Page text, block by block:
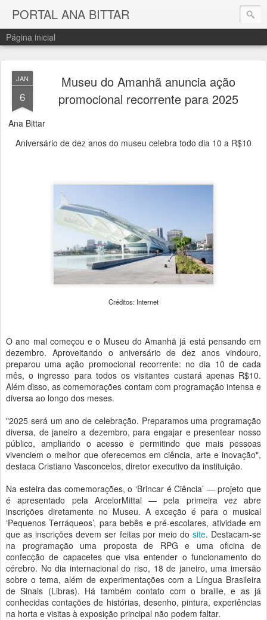
PORTAL ANA BITTAR
Página inicial
JAN
6
Museu do Amanhã anuncia ação
promocional recorrente para 2025
Ana Bittar
Aniversário de dez anos do museu celebra todo dia 10 a R$10
Créditos: Internet
O ano mal começou e o Museu do Amanhã já está pensando em
dezembro. Aproveitando o aniversário de dez anos vindouro,
preparou uma ação promocional recorrente: no dia 10 de cada
mês, o ingresso para todos os visitantes custará apenas R$10.
Além disso, as comemorações contam com programação intensa e
diversa ao longo dos meses.
"2025 será um ano de celebração. Preparamos uma programação
diversa, de janeiro a dezembro, para engajar e presentear nosso
público, ampliando o acesso e permitindo que mais pessoas
vivenciem o melhor que oferecemos em ciência, arte e inovação",
destaca Cristiano Vasconcelos, diretor executivo da instituição.
Na esteira das comemorações, o ‘Brincar é Ciência’ — projeto que
é apresentado pela ArcelorMittal — pela primeira vez abre
inscrições diretamente no Museu. A exceção é para o musical
‘Pequenos Terráqueos’, para bebês e pré-escolares, atividade em
que as inscrições devem ser feitas por meio do site. Destacam-se
na programação uma proposta de RPG e uma oficina de
confecção de capacetes que visa entender o funcionamento do
cérebro. No dia internacional do riso, 18 de janeiro, uma imersão
sobre o tema, além de experimentações com a Língua Brasileira
de Sinais (Libras). Há também contato com o braille, e as já
conhecidas contações de histórias, desenho, pintura, experiências
na horta e visitas à exposição principal não podem faltar.